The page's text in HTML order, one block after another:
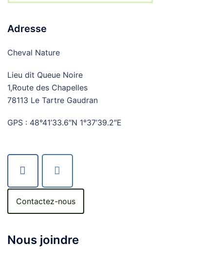
Adresse
Cheval Nature
Lieu dit Queue Noire
1,Route des Chapelles
78113 Le Tartre Gaudran
GPS : 48°41’33.6″N 1°37’39.2″E
Contactez-nous
Nous joindre